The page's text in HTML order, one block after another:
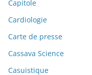
Capitole
Cardiologie
Carte de presse
Cassava Science
Casuistique